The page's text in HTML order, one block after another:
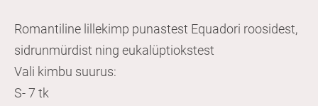
Romantiline lillekimp punastest Equadori roosidest,
sidrunmürdist ning eukalüptiokstest
Vali kimbu suurus:
S- 7 tk